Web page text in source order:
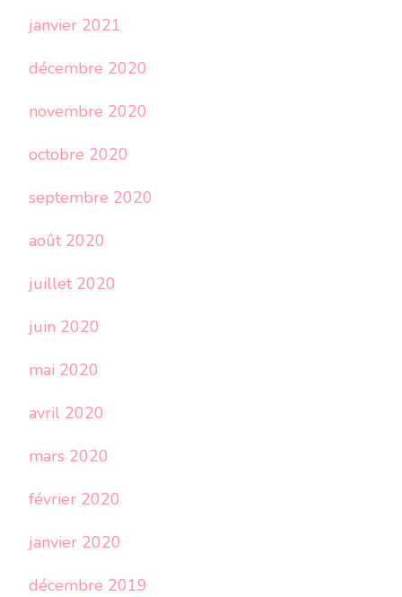
janvier 2021
décembre 2020
novembre 2020
octobre 2020
septembre 2020
août 2020
juillet 2020
juin 2020
mai 2020
avril 2020
mars 2020
février 2020
janvier 2020
décembre 2019